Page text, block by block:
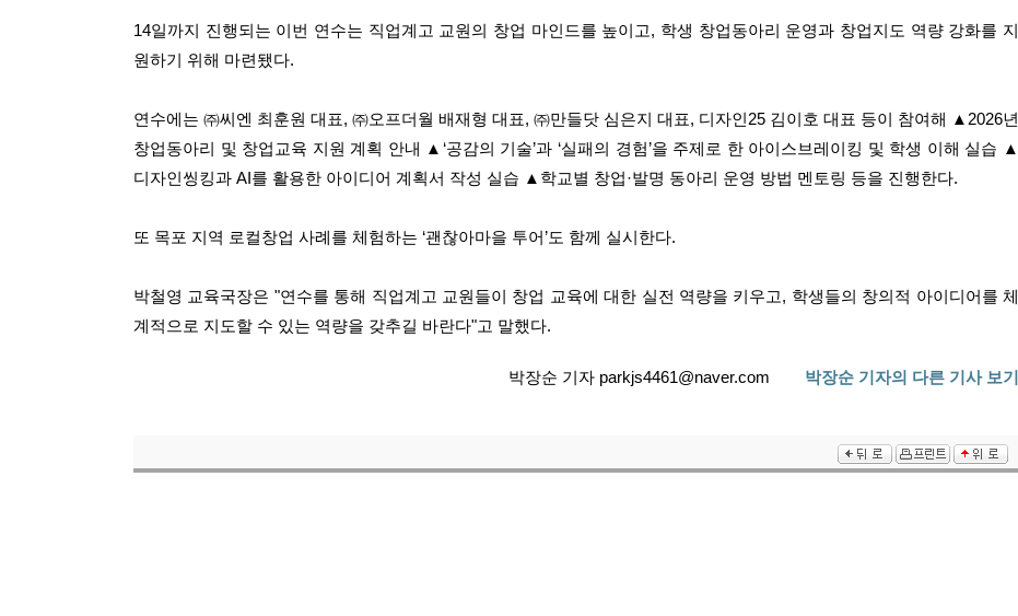
14일까지 진행되는 이번 연수는 직업계고 교원의 창업 마인드를 높이고, 학생 창업동아리 운영과 창업지도 역량 강화를 지
원하기 위해 마련됐다.
연수에는 ㈜씨엔 최훈원 대표, ㈜오프더월 배재형 대표, ㈜만들닷 심은지 대표, 디자인25 김이호 대표 등이 참여해 ▲2026년
창업동아리 및 창업교육 지원 계획 안내 ▲‘공감의 기술’과 ‘실패의 경험’을 주제로 한 아이스브레이킹 및 학생 이해 실습 ▲
디자인씽킹과 AI를 활용한 아이디어 계획서 작성 실습 ▲학교별 창업·발명 동아리 운영 방법 멘토링 등을 진행한다.
또 목포 지역 로컬창업 사례를 체험하는 ‘괜찮아마을 투어’도 함께 실시한다.
박철영 교육국장은 "연수를 통해 직업계고 교원들이 창업 교육에 대한 실전 역량을 키우고, 학생들의 창의적 아이디어를 체
계적으로 지도할 수 있는 역량을 갖추길 바란다"고 말했다.
박장순 기자 parkjs4461@naver.com 박장순 기자의 다른 기사 보기